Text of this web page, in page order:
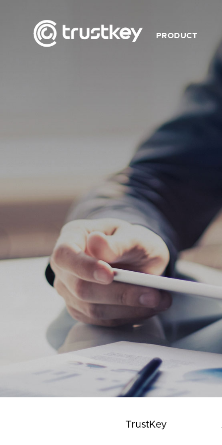
PRODUCT
제품 라인업
사용 가능 서비스
TrustKey